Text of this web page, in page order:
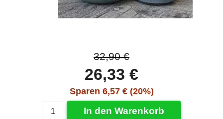
32,90 €
26,33 €
Sparen 6,57 € (20%)
In den Warenkorb